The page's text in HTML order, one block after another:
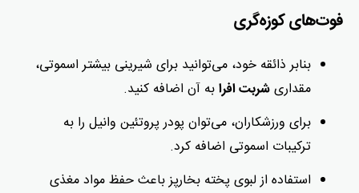
فوت‌های کوزه‌گری
بنابر ذائقه خود، می‌توانید برای شیرینی بیشتر اسموتی،
مقداری شربت افرا به آن اضافه کنید.
برای ورزشکاران، می‌توان پودر پروتئین وانیل را به
ترکیبات اسموتی اضافه کرد.
استفاده از لبوی پخته بخارپز باعث حفظ مواد مغذی